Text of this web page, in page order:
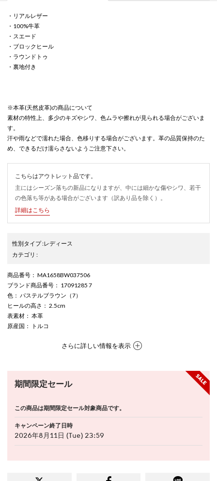
・リアルレザー
・100%牛革
・スエード
・ブロックヒール
・ラウンドトゥ
・裏地付き
※本革(天然皮革)の商品について
素材の特性上、多少のキズやシワ、色ムラや擦れが見られる場合がございま
す。
汗や雨などで濡れた場合、色移りする場合がございます。革の品質保持のた
め、できるだけ濡らさないようご注意下さい。
こちらはアウトレット品です。
主にはシーズン落ちの新品になりますが、中には細かな傷やシワ、若干
の色落ち等がある場合がございます（訳あり品を除く）。
詳細はこちら
性別タイプ:レディース
カテゴリ :
商品番号 ： MA1658BW037506
ブランド商品番号 ： 17091285 7
色 ： パステルブラウン（7）
ヒールの高さ ： 2.5cm
表素材 ： 本革
原産国 ： トルコ
さらに詳しい情報を表示
期間限定セール
この商品は期間限定セール対象商品です。
キャンペーン終了日時
2026年8月11日 (Tue) 23:59